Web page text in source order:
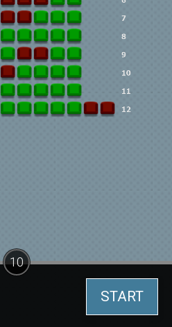
START
10